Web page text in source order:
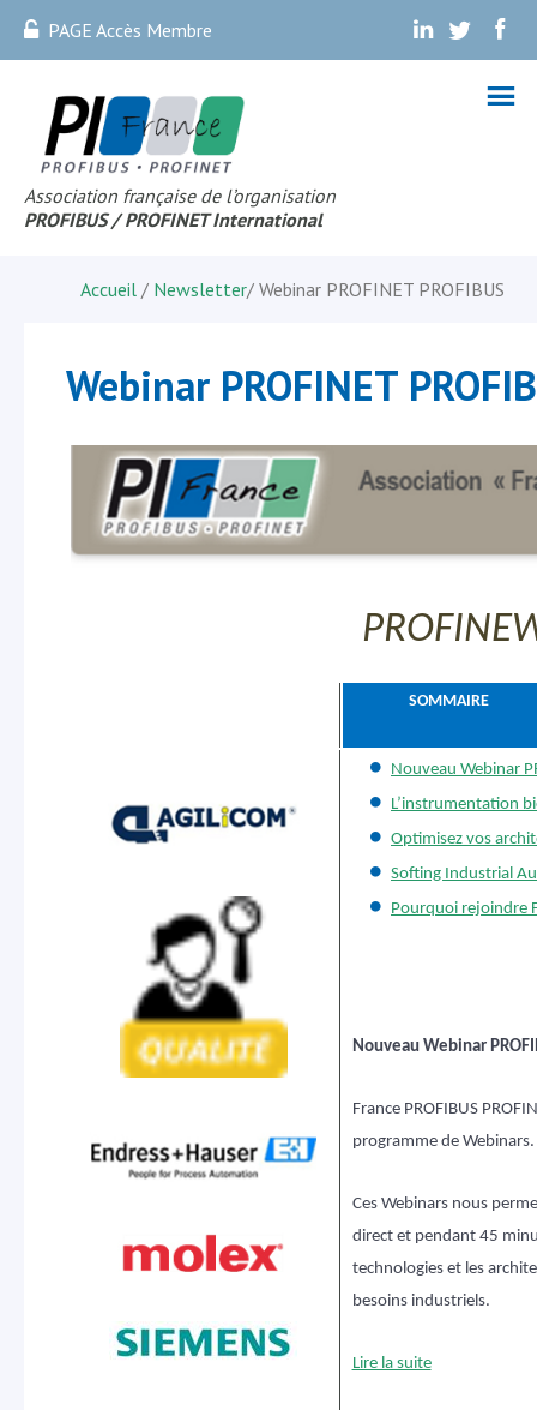
PAGE Accès Membre . . .
Association française de l’organisation
PROFIBUS / PROFINET International
Accueil / Newsletter/ Webinar PROFINET PROFIBUS
Webinar PROFINET
SOMMAIRE
Nouveau Webinar
L’instrumentation
Optimisez vos
Softing Industrial
Pourquoi rejoindre
Nouveau Webinar
France PROFIBUS
programme de Webinars.
Ces Webinars nous
direct et pendant 45
technologies et les
besoins industriels.
Lire la suite